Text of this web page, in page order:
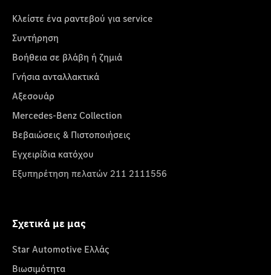
Κλείστε ένα ραντεβού για service
Συντήρηση
Βοήθεια σε βλάβη ή ζημιά
Γνήσια ανταλλακτικά
Αξεσουάρ
Mercedes-Benz Collection
Βεβαιώσεις & Πιστοποιήσεις
Εγχειρίδια κατόχου
Εξυπηρέτηση πελατών 211 2111556
Σχετικά με μας
Star Automotive Ελλάς
Βιωσιμότητα